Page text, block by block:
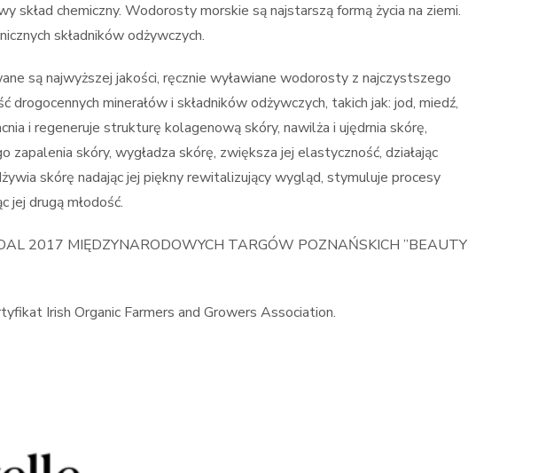
skład chemiczny. Wodorosty morskie są najstarszą formą życia na ziemi.
składników odżywczych.
są najwyższej jakości, ręcznie wyławiane wodorosty z najczystszego
minerałów i składników odżywczych, takich jak: jod, miedź,
i regeneruje strukturę kolagenową skóry, nawilża i ujędrnia skórę,
skóry, wygładza skórę, zwiększa jej elastyczność, działając
skórę nadając jej piękny rewitalizujący wygląd, stymuluje procesy
jej drugą młodość.
2017 MIĘDZYNARODOWYCH TARGÓW POZNAŃSKICH ”BEAUTY
Irish Organic Farmers and Growers Association.